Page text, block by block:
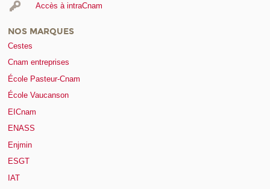
Accès à intraCnam
NOS MARQUES
Cestes
Cnam entreprises
École Pasteur-Cnam
École Vaucanson
EICnam
ENASS
Enjmin
ESGT
IAT